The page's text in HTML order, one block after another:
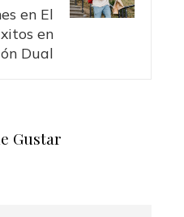
en El
en
Dual
Gustar